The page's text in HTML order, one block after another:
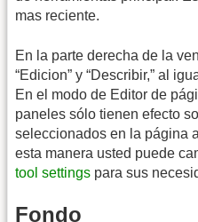
mas reciente.
En la parte derecha de la
“Edicion” y “Describir,” al
En el modo de Editor de
paneles sólo tienen efecto
seleccionados en la página
esta manera usted puede
tool settings para sus
Fondo